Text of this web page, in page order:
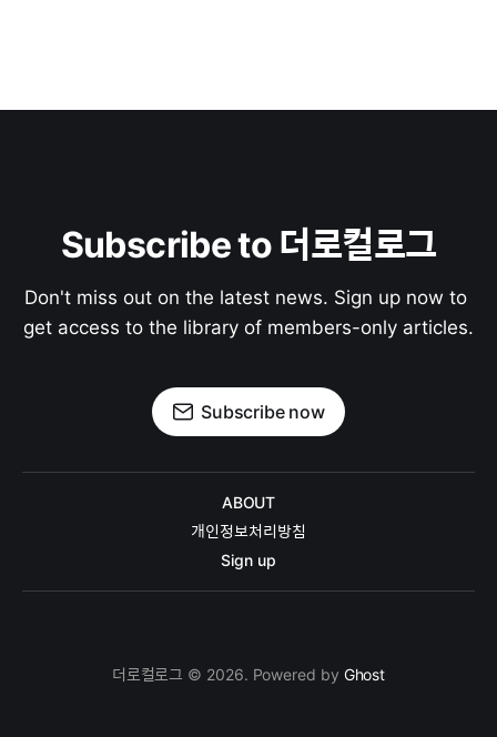
Subscribe to 더로컬로그
Don't miss out on the latest news. Sign up now to
get access to the library of members-only articles.
Subscribe now
ABOUT
개인정보처리방침
Sign up
더로컬로그 © 2026. Powered by Ghost